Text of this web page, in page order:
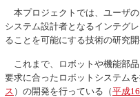
本プロジェクトでは、ユーザ
システム設計者となるインテグ
ることを可能にする技術の研究開
これまで、ロボットや機能部
要求に合ったロボットシステム
ス ）の開発を行っている（平成